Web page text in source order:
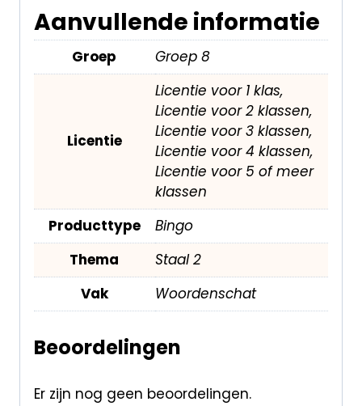
Aanvullende informatie
Groep Groep 8
Licentie
Licentie voor 1 klas,
Licentie voor 2 klassen,
Licentie voor 3 klassen,
Licentie voor 4 klassen,
Licentie voor 5 of meer
klassen
Producttype
Bingo
Thema
Staal 2
Vak
Woordenschat
Beoordelingen
Er zijn nog geen beoordelingen.